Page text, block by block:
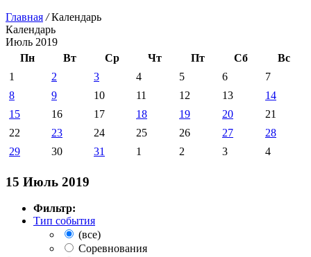
Главная /Календарь
Календарь
Июль 2019
Пн
Вт Ср Чт Пт Сб
Вс
1
2 3 4 5 6
7
8
9 10 11 12 13
14
15
16 17 18 19 20
21
22
23 24 25 26 27
28
29
30 31 1 2 3 4
15 Июль 2019
Фильтр:
Тип события
(все)
Соревнования